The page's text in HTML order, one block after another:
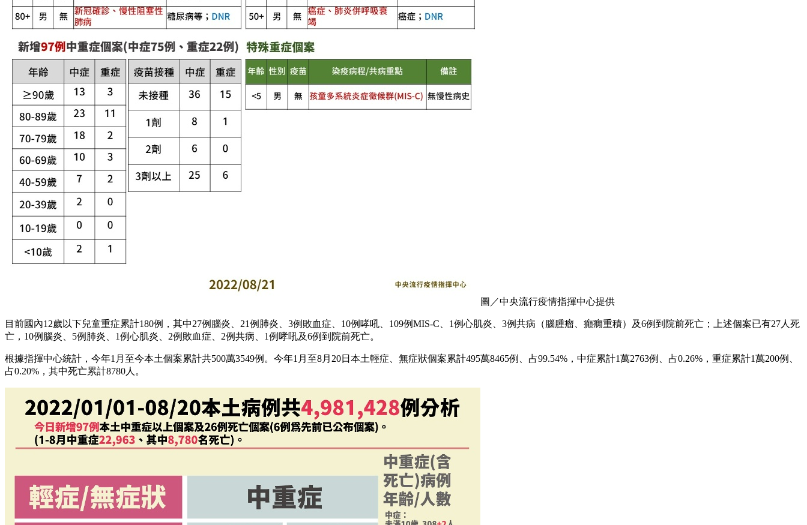
圖／中央流行疫情指揮中心提供
目前國內12歲以下兒童重症累計180例，其中27例腦炎、21例肺炎、3例敗血症、10例哮吼、109例MIS-C、1例心肌炎、3例共病（腦腫瘤、癲癇重積）及6例到院前死亡；上述個案已有27人死
亡，10例腦炎、5例肺炎、1例心肌炎、2例敗血症、2例共病、1例哮吼及6例到院前死亡。
根據指揮中心統計，今年1月至今本土個案累計共500萬3549例。今年1月至8月20日本土輕症、無症狀個案累計495萬8465例、占99.54%，中症累計1萬2763例、占0.26%，重症累計1萬200例、
占0.20%，其中死亡累計8780人。